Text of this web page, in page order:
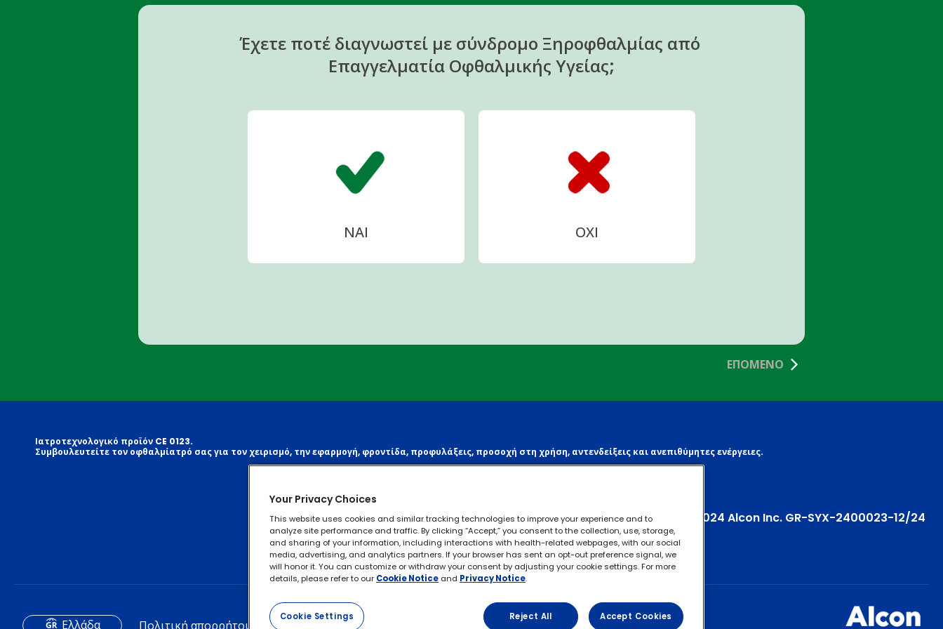
Έχετε ποτέ διαγνωστεί με σύνδρομο Ξηροφθαλμίας από
Επαγγελματία Οφθαλμικής Υγείας;
ΝΑΙ ΟΧΙ
Ιατροτεχνολογικό προϊόν CE 0123.
Συμβουλευτείτε τον οφθαλμίατρό σας για τον χειρισμό, την εφαρμογή, φροντίδα, προφυλάξεις, προσοχή στη χρήση, αντενδείξεις και ανεπιθύμητες ενέργειες.
© 2024 Alcon Inc. GR-SYX-2400023-12/24
Eλλάδα Πολιτική απορρήτου Πολιτική για τα Cookies Γνωρίστε τα δικαιώματα σας Όροι χρήσης
Your Privacy Choices
This website uses cookies and similar tracking technologies to improve your experience and to
analyze site performance and traffic. By clicking “Accept,” you consent to the collection, use, storage,
and sharing of your information, including interactions with health-related webpages, with our social
media, advertising, and analytics partners. If your browser has sent an opt-out preference signal, we
will honor it. You can customize or withdraw your consent by adjusting your cookie settings. For more
details, please refer to our Cookie Notice and Privacy Notice.
Cookie Settings Reject All Accept Cookies